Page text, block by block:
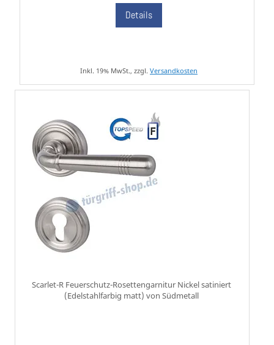
Details
Inkl. 19% MwSt., zzgl. Versandkosten
Scarlet-R Feuerschutz-Rosettengarnitur Nickel satiniert
(Edelstahlfarbig matt) von Südmetall